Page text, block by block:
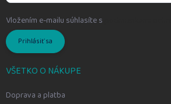
Vložením e-mailu súhlasíte s
Prihlásiť sa
VŠETKO O NÁKUPE
Doprava a platba